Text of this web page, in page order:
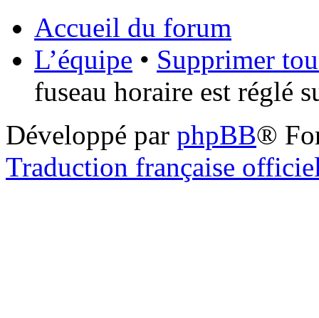
Accueil du forum
L’équipe • Supprimer
fuseau horaire est réglé
Développé par phpBB®
Traduction française